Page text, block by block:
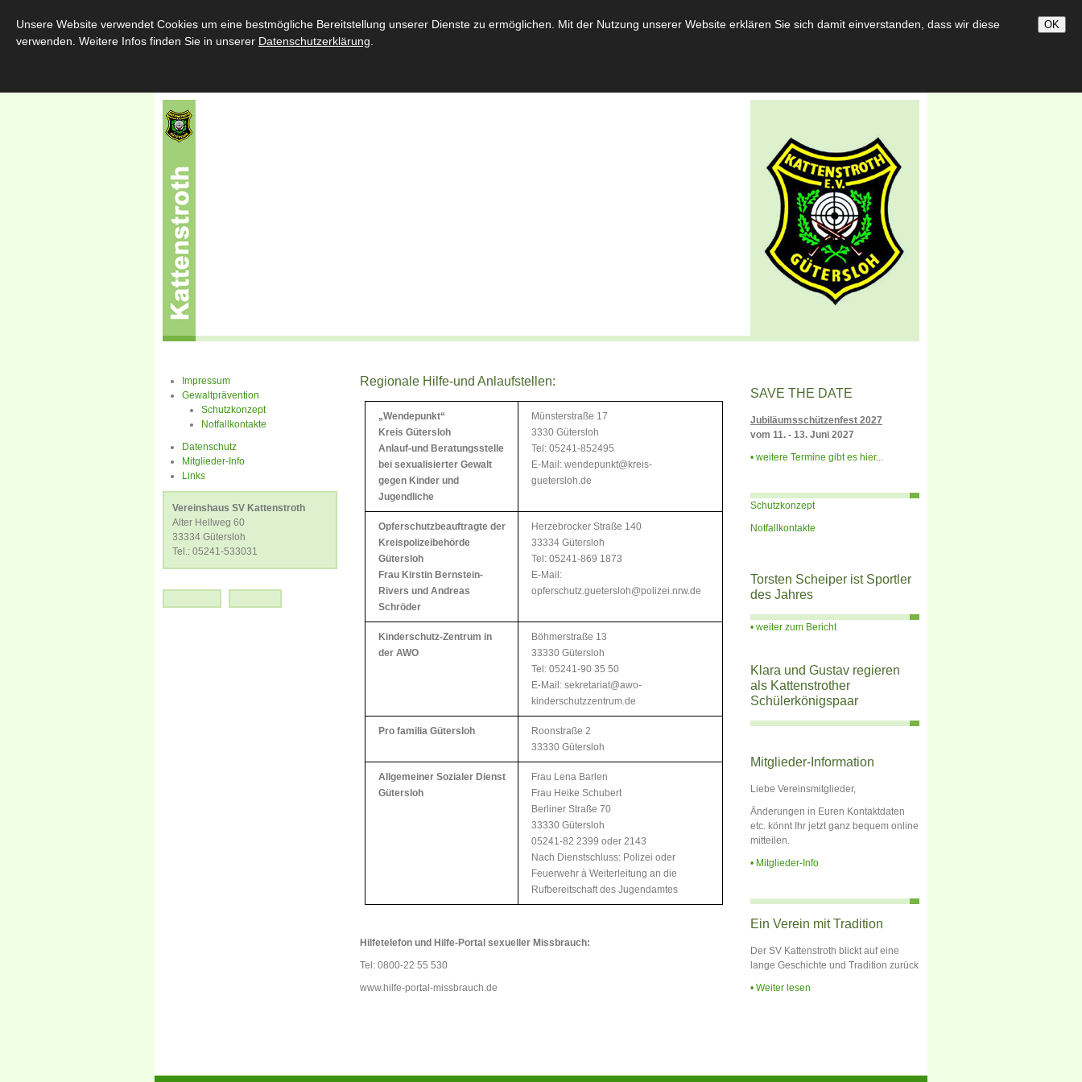
Home Über uns Schützenfest Throngemeinschaften Bataillon Schießsport Jugendarbeit Bildergalerie
Impressum
Gewaltprävention
Schutzkonzept
Notfallkontakte
Datenschutz
Mitglieder-Info
Links
Vereinshaus SV Kattenstroth
Alter Hellweg 60
33334 Gütersloh
Tel.: 05241-533031
Regionale Hilfe-und Anlaufstellen:
„Wendepunkt“
Kreis Gütersloh
Anlauf-und Beratungsstelle
bei sexualisierter Gewalt
gegen Kinder und
Jugendliche
Münsterstraße 17
3330 Gütersloh
Tel: 05241-852495
E-Mail: wendepunkt@kreis-
guetersloh.de
Opferschutzbeauftragte der
Kreispolizeibehörde
Gütersloh
Frau Kirstin Bernstein-
Rivers und Andreas
Schröder
Herzebrocker Straße 140
33334 Gütersloh
Tel: 05241-869 1873
E-Mail:
opferschutz.guetersloh@polizei.nrw.de
Kinderschutz-Zentrum in
der AWO
Böhmerstraße 13
33330 Gütersloh
Tel: 05241-90 35 50
E-Mail: sekretariat@awo-
kinderschutzzentrum.de
Pro familia Gütersloh
Roonstraße 2
33330 Gütersloh
Allgemeiner Sozialer Dienst
Gütersloh
Frau Lena Barlen
Frau Heike Schubert
Berliner Straße 70
33330 Gütersloh
05241-82 2399 oder 2143
Nach Dienstschluss: Polizei oder
Feuerwehr à Weiterleitung an die
Rufbereitschaft des Jugendamtes
Hilfetelefon und Hilfe-Portal sexueller Missbrauch:
Tel: 0800-22 55 530
www.hilfe-portal-missbrauch.de
SAVE THE DATE
Jubiläumsschützenfest 2027
vom 11. - 13. Juni 2027
weitere Termine gibt es hier...
Schutzkonzept
Notfallkontakte
Torsten Scheiper ist Sportler
des Jahres
weiter zum Bericht
Klara und Gustav regieren
als Kattenstrother
Schülerkönigspaar
Mitglieder-Information
Liebe Vereinsmitglieder,
Änderungen in Euren Kontaktdaten
etc. könnt Ihr jetzt ganz bequem online
mitteilen.
Mitglieder-Info
Ein Verein mit Tradition
Der SV Kattenstroth blickt auf eine
lange Geschichte und Tradition zurück
Weiter lesen
OK
Unsere Website verwendet Cookies um eine bestmögliche Bereitstellung unserer Dienste zu ermöglichen. Mit der Nutzung unserer Website erklären Sie sich damit einverstanden, dass wir diese
verwenden. Weitere Infos finden Sie in unserer Datenschutzerklärung